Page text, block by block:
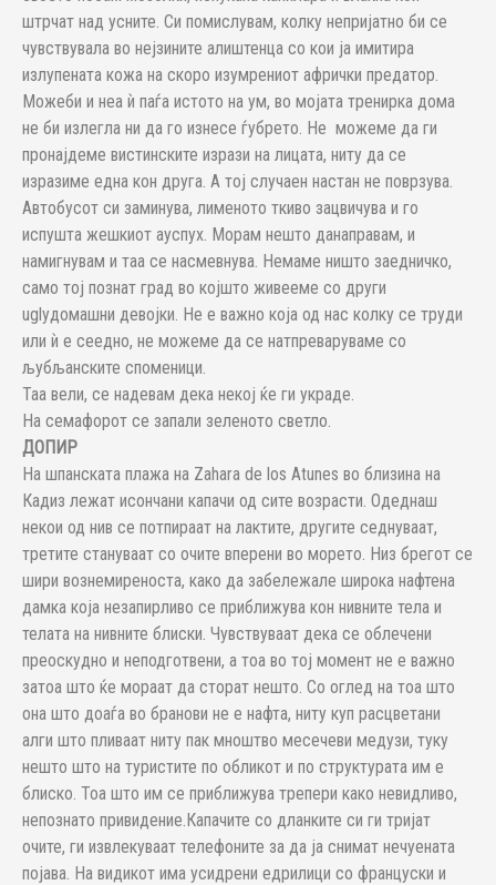
штрчат над усните. Си помислувам, колку непријатно би се
чувствувала во нејзините алиштенца со кои ја имитира
излупената кожа на скоро изумрениот афрички предатор.
Можеби и неа ѝ паѓа истото на ум, во мојата тренирка дома
не би излегла ни да го изнесе ѓубрето. Не можеме да ги
пронајдеме вистинските изрази на лицата, ниту да се
изразиме една кон друга. А тој случаен настан не поврзува.
Автобусот си заминува, лименото ткиво зацвичува и го
испушта жешкиот ауспух. Морам нешто данаправам, и
намигнувам и таа се насмевнува. Немаме ништо заедничко,
само тој познат град во којшто живееме со други
uglyдомашни девојки. Не е важно која од нас колку се труди
или ѝ е сеедно, не можеме да се натпреваруваме со
љубљанските споменици.
Таа вели, се надевам дека некој ќе ги украде.
На семафорот се запали зеленото светло.
ДОПИР
На шпанската плажа на Zahara de los Atunes во близина на
Кадиз лежат исончани капачи од сите возрасти. Одеднаш
некои од нив се потпираат на лактите, другите седнуваат,
третите стануваат со очите вперени во морето. Низ брегот се
шири вознемиреноста, како да забележале широка нафтена
дамка која незапирливо се приближува кон нивните тела и
телата на нивните блиски. Чувствуваат дека се облечени
преоскудно и неподготвени, а тоа во тој момент не е важно
затоа што ќе мораат да сторат нешто. Со оглед на тоа што
она што доаѓа во бранови не е нафта, ниту куп расцветани
алги што пливаат ниту пак мноштво месечеви медузи, туку
нешто што на туристите по обликот и по структурата им е
блиско. Тоа што им се приближува трепери како невидливо,
непознато привидение.Капачите со дланките си ги тријат
очите, ги извлекуваат телефоните за да ја снимат нечуената
појава. На видикот има усидрени едрилици со француски и